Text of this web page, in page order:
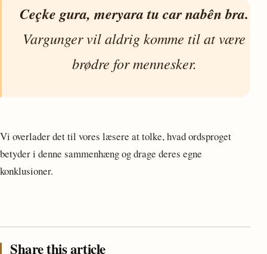
Ceçke gura, meryara tu car nabên bra.
Vargunger vil aldrig komme til at være
brødre for mennesker.
Vi overlader det til vores læsere at tolke, hvad ordsproget
betyder i denne sammenhæng og drage deres egne
konklusioner.
Share this article